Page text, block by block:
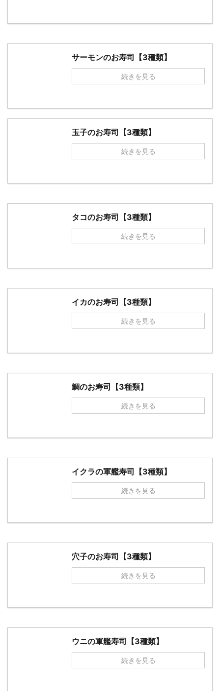
サーモンのお寿司【3種類】
続きを見る
玉子のお寿司【3種類】
続きを見る
タコのお寿司【3種類】
続きを見る
イカのお寿司【3種類】
続きを見る
鯛のお寿司【3種類】
続きを見る
イクラの軍艦寿司【3種類】
続きを見る
穴子のお寿司【3種類】
続きを見る
ウニの軍艦寿司【3種類】
続きを見る